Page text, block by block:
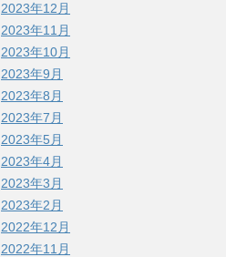
2023年12月
2023年11月
2023年10月
2023年9月
2023年8月
2023年7月
2023年5月
2023年4月
2023年3月
2023年2月
2022年12月
2022年11月